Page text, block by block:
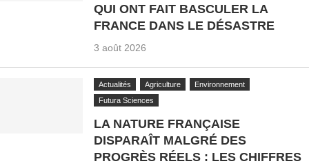
QUI ONT FAIT BASCULER LA
FRANCE DANS LE DÉSASTRE
3 août 2026
Actualités Agriculture
Environnement
Futura Sciences
LA NATURE FRANÇAISE
DISPARAÎT MALGRÉ DES
PROGRÈS RÉELS : LES CHIFFRES